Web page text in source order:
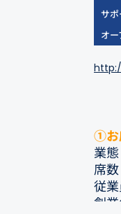
サ
オ
①お
業
席
従
創